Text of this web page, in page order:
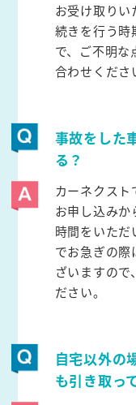
お受け取りい
続きを行う時
で、ご不明な
合わせくださ
事故をした
る？
カーネクスト
お申し込みか
時間をいただ
でお急ぎの
ざいますので
ださい。
自宅以外の
も引き取っ